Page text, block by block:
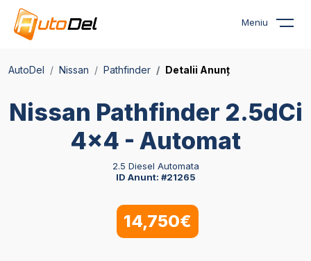
Meniu
AutoDel Nissan Pathfinder Detalii Anunț
Nissan Pathfinder 2.5dCi
4x4 - Automat
2.5 Diesel Automata
ID Anunt: #21265
14,750€